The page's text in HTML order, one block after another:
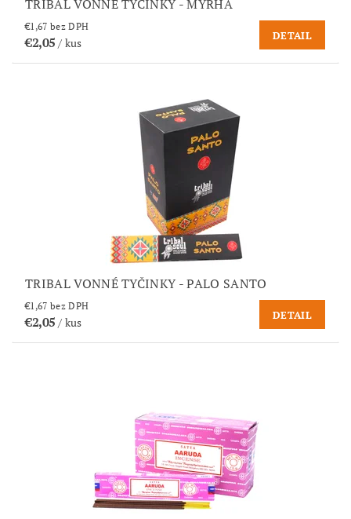
TRIBAL VONNÉ TYČINKY - MYRHA
€1,67 bez DPH
€2,05/ kus
DETAIL
TRIBAL VONNÉ TYČINKY - PALO SANTO
€1,67 bez DPH
€2,05/ kus
DETAIL